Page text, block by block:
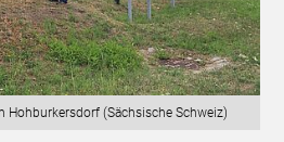
Hohburkersdorf (Sächsische Schweiz)